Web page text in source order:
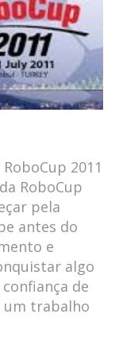
2011
RoboCup
pela
antes do
e
algo
de
um trabalho